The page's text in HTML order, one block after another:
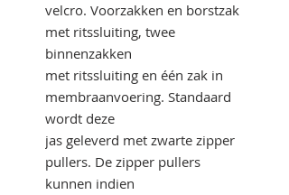
velcro. Voorzakken en borstzak
met ritssluiting, twee
binnenzakken
met ritssluiting en één zak in
membraanvoering. Standaard
wordt deze
jas geleverd met zwarte zipper
pullers. De zipper pullers
kunnen indien